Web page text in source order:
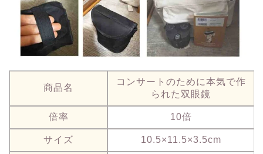
商品名
コンサートのために本気で作
られた双眼鏡
倍率 10倍
サイズ 10.5×11.5×3.5cm